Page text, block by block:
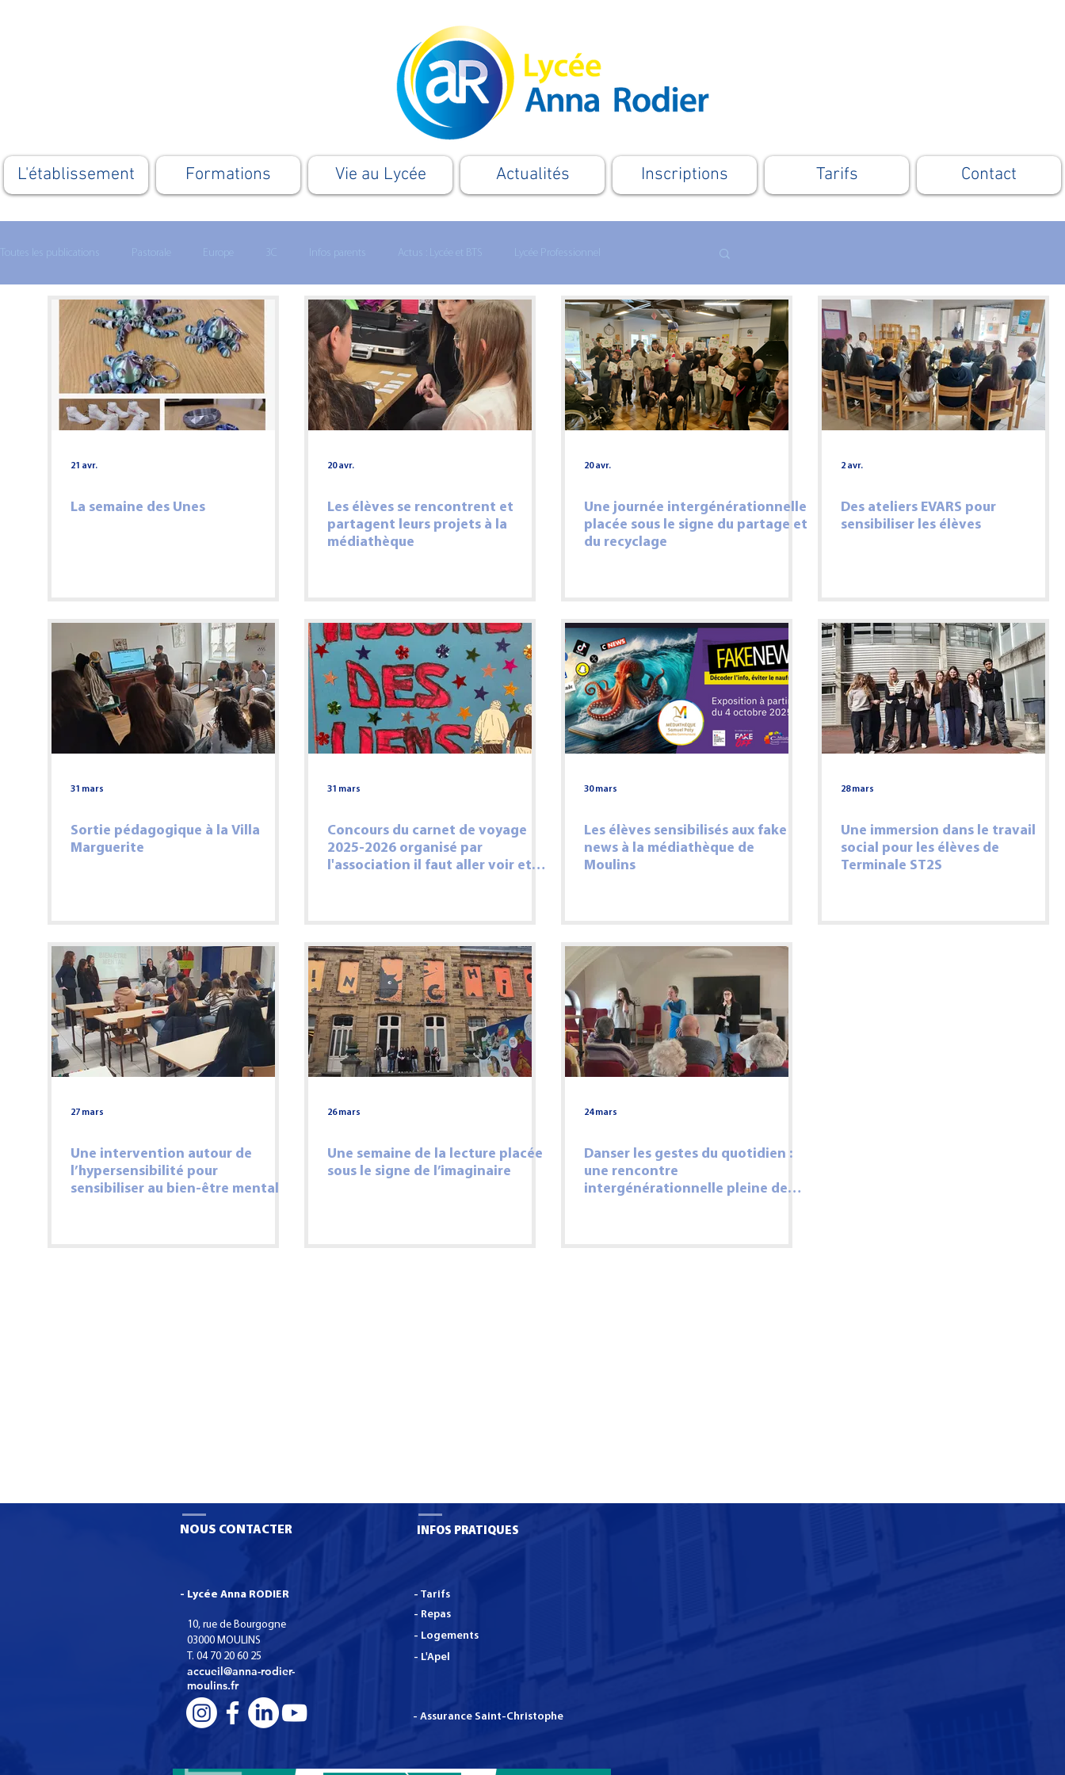
L'établissement Formations Vie au Lycée Actualités Inscriptions Tarifs Contact
Toutes les publications Pastorale Europe 3C Infos parents Actus : Lycée et BTS Lycée Professionnel
Lycée technologique Enseignement supérieur MATHS 1ERE Formation Apprentissage Le Supérieur Cordées
PHILOSOPHIE IFAP 3e PMET CULTURE CFC Examen - Concours
21 avr.
La semaine des Unes
20 avr.
Les élèves se rencontrent et
partagent leurs projets à la
médiathèque
20 avr.
Une journée intergénérationnelle
placée sous le signe du partage et
du recyclage
2 avr.
Des ateliers EVARS pour
sensibiliser les élèves
31 mars
Sortie pédagogique à la Villa
Marguerite
31 mars
Concours du carnet de voyage
2025-2026 organisé par
l'association il faut aller voir et
30 mars
Les élèves sensibilisés aux fake
news à la médiathèque de
Moulins
28 mars
Une immersion dans le travail
social pour les élèves de
Terminale ST2S
27 mars
Une intervention autour de
l’hypersensibilité pour
sensibiliser au bien-être mental
26 mars
Une semaine de la lecture placée
sous le signe de l’imaginaire
24 mars
Danser les gestes du quotidien :
une rencontre
intergénérationnelle pleine de
NOUS CONTACTER
- Lycée Anna RODIER
10, rue de Bourgogne
03000 MOULINS
T. 04 70 20 60 25
accueil@anna-rodier-
moulins.fr
INFOS PRATIQUES
- Tarifs
- Repas
- Logements
- L'Apel
- Assurance Saint-Christophe